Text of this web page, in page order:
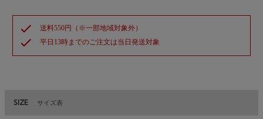
check 送料550円（※一部地域対象外）
check 平日13時までのご注文は当日発送対象
SIZE サイズ表